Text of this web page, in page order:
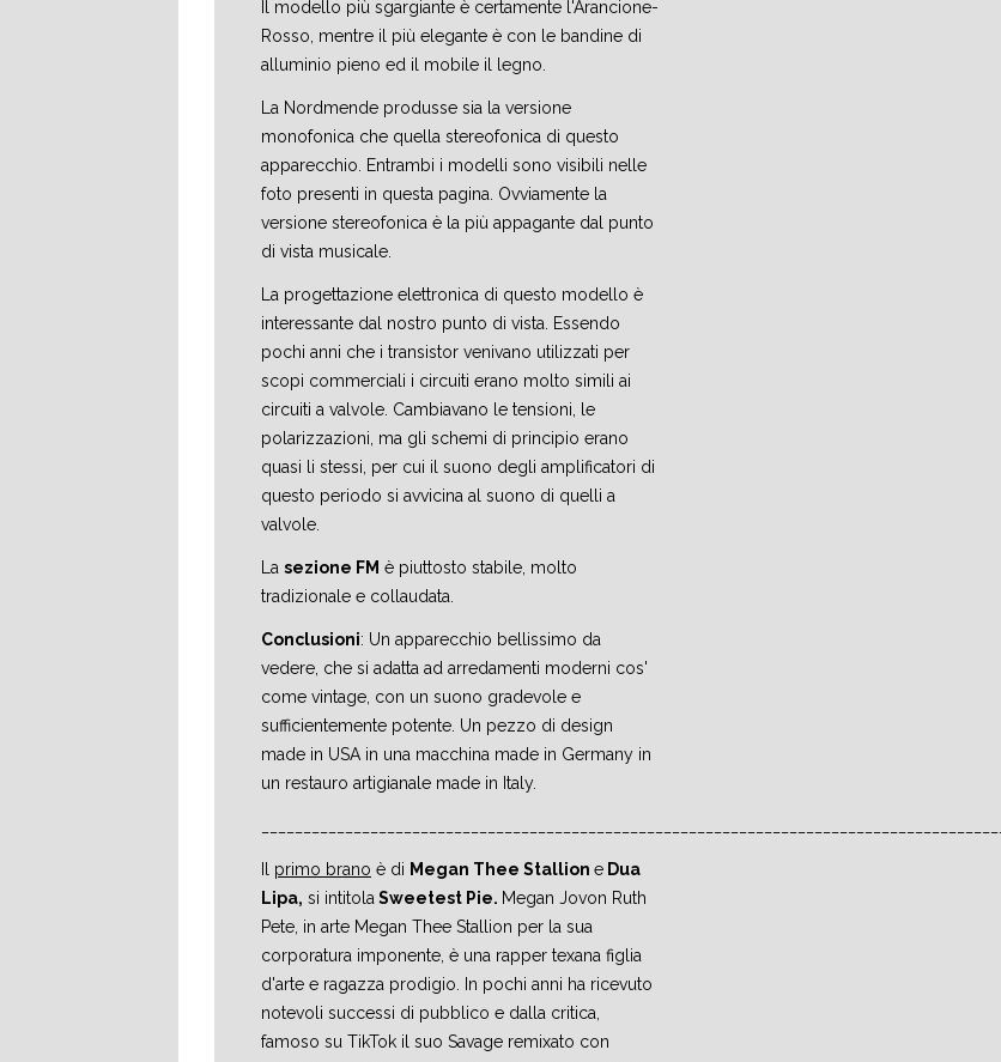
Il modello più sgargiante è certamente l'Arancione-
Rosso, mentre il più elegante è con le bandine di
alluminio pieno ed il mobile il legno.
La Nordmende produsse sia la versione
monofonica che quella stereofonica di questo
apparecchio. Entrambi i modelli sono visibili nelle
foto presenti in questa pagina. Ovviamente la
versione stereofonica è la più appagante dal punto
di vista musicale.
La progettazione elettronica di questo modello è
interessante dal nostro punto di vista. Essendo
pochi anni che i transistor venivano utilizzati per
scopi commerciali i circuiti erano molto simili ai
circuiti a valvole. Cambiavano le tensioni, le
polarizzazioni, ma gli schemi di principio erano
quasi li stessi, per cui il suono degli amplificatori di
questo periodo si avvicina al suono di quelli a
valvole.
La sezione FM è piuttosto stabile, molto
tradizionale e collaudata.
Conclusioni: Un apparecchio bellissimo da
vedere, che si adatta ad arredamenti moderni cos'
come vintage, con un suono gradevole e
sufficientemente potente. Un pezzo di design
made in USA in una macchina made in Germany in
un restauro artigianale made in Italy.
primo brano è di Megan Thee Stallion e Dua
Lipa, si intitola Sweetest Pie. Megan Jovon Ruth
Pete, in arte Megan Thee Stallion per la sua
corporatura imponente, è una rapper texana figlia
d'arte e ragazza prodigio. In pochi anni ha ricevuto
notevoli successi di pubblico e dalla critica,
famoso su TikTok il suo Savage remixato con